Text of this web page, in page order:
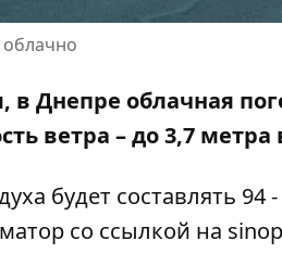
облачно
в Днепре облачная
ветра – до 3,7 метра
будет составлять 94
со ссылкой на